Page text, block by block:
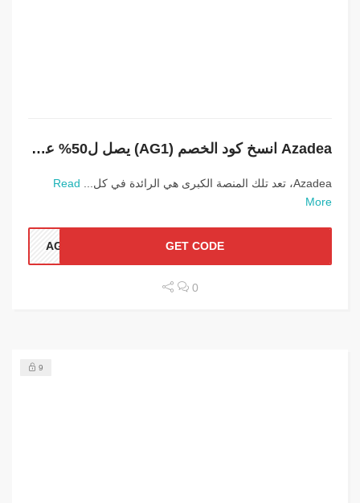
Azadea انسخ كود الخصم (AG1) يصل ل50% على السلع والمنتجات
Azadea، تعد تلك المنصة الكبرى هي الرائدة في كل...
Read
More
GET CODE
0
9